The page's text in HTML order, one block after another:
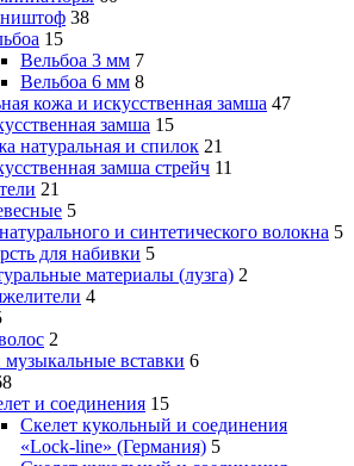
38
15
Вельбоа 3 мм 7
Вельбоа 6 мм 8
кожа и искусственная замша 47
замша 15
натуральная и спилок 21
замша стрейч 11
21
5
и синтетического волокна 5
для набивки 5
материалы (лузга) 2
4
2
вставки 6
и соединения 15
Скелет кукольный и соединения
«Lock-line» (Германия) 5